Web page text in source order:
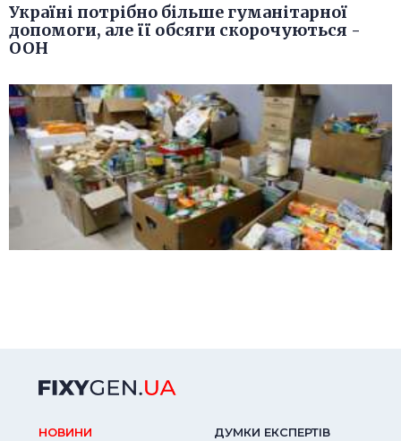
Україні потрібно більше гуманітарної
допомоги, але її обсяги скорочуються -
ООН
НОВИНИ ДУМКИ ЕКСПЕРТIВ